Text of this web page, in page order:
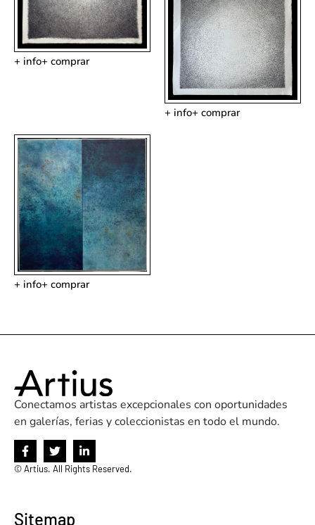
+ info+ comprar
+ info+ comprar
+ info+ comprar
Conectamos artistas excepcionales con oportunidades
en galerías, ferias y coleccionistas en todo el mundo.
©Artius. All Rights Reserved.
Sitemap